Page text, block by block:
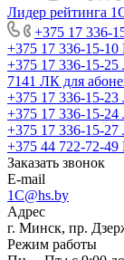
Лидер рейтинга
+375 17 336-
+375 17 336-15-10
+375 17 336-15-25
7141 ЛК для
+375 17 336-15-23
+375 17 336-15-24
+375 17 336-15-27
+375 44 722-72-49
Заказать звонок
E-mail
1C@hs.by
Адрес
г. Минск, пр.
Режим работы